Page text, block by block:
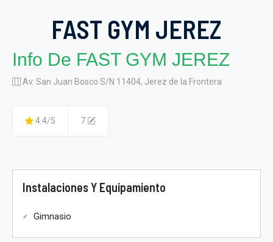
FAST GYM JEREZ
Info De FAST GYM JEREZ
Av. San Juan Bosco S/N 11404, Jerez de la Frontera
4.4/5 7
Instalaciones Y Equipamiento
Gimnasio